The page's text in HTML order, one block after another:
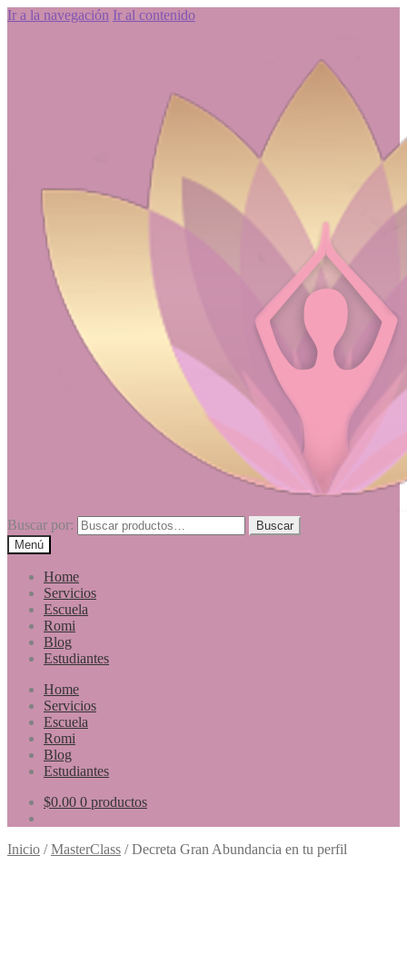
Ir a la navegación Ir al contenido
Buscar por:
Buscar
Menú
Home
Servicios
Escuela
Romi
Blog
Estudiantes
Home
Servicios
Escuela
Romi
Blog
Estudiantes
$0.00 0 productos
Inicio /MasterClass /Decreta Gran Abundancia en tu perfil